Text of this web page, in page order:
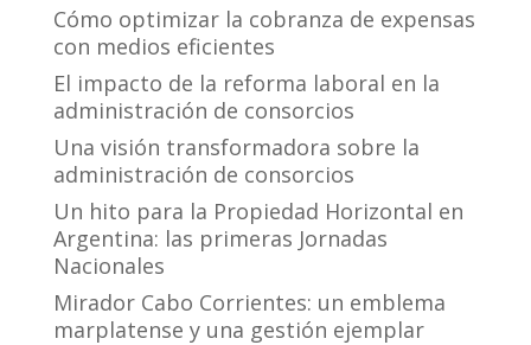
Cómo optimizar la cobranza de expensas
con medios eficientes
El impacto de la reforma laboral en la
administración de consorcios
Una visión transformadora sobre la
administración de consorcios
Un hito para la Propiedad Horizontal en
Argentina: las primeras Jornadas
Nacionales
Mirador Cabo Corrientes: un emblema
marplatense y una gestión ejemplar